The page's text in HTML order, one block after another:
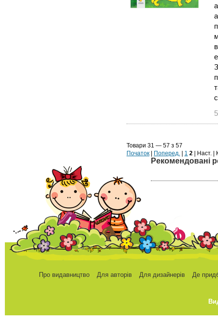
Товари 31 — 57 з 57
Початок | Поперед. | 1 2 | Наст. |
Рекомендовані
Про видавництво Для авторів Для дизайнерів Де